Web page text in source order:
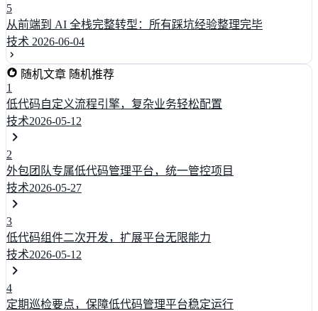
5
从前端到 AI 全栈完整转型：所有踩坑经验整理完毕
技术 2026-06-04
随机文章 随机推荐
1
低代码自定义流程引擎，复杂业务轻松配置
技术2026-05-12
2
外包团队专属低代码管理平台，统一管控项目
技术2026-05-27
3
低代码组件二次开发，扩展平台无限能力
技术2026-05-12
4
定期巡检要点，保障低代码管理平台稳定运行